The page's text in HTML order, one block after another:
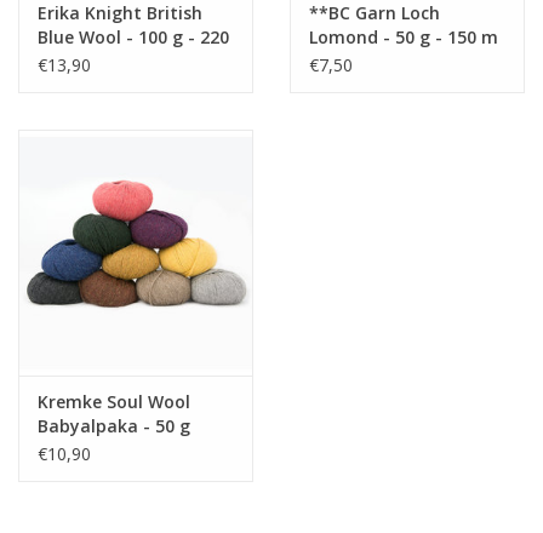
Erika Knight British
Blue Wool - 100 g - 220
m
€13,90
**BC Garn Loch
Lomond - 50 g - 150 m
- wordt niet meer
€7,50
Kremke Soul Wool
Babyalpaka - 50 g
€10,90